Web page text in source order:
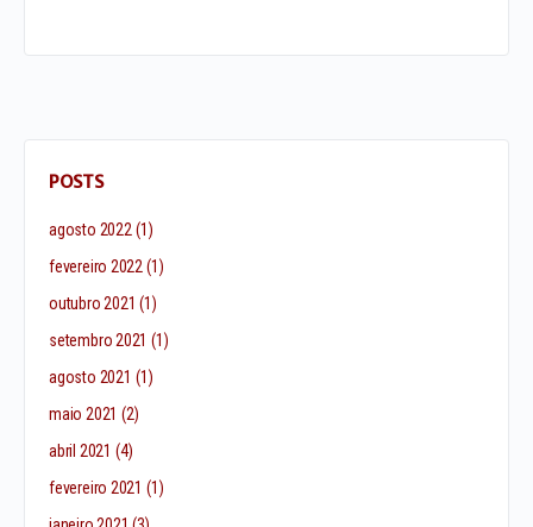
POSTS
agosto 2022(1)
fevereiro 2022(1)
outubro 2021 (1)
setembro 2021 (1)
agosto 2021 (1)
maio 2021 (2)
abril 2021 (4)
fevereiro 2021 (1)